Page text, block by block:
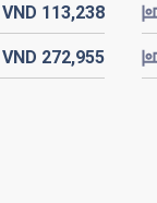
VND 113,238
VND 272,955